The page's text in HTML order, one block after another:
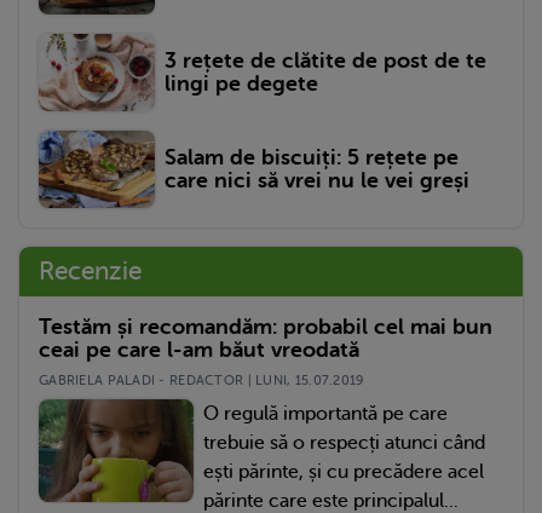
3 rețete de clătite de post de te
lingi pe degete
Salam de biscuiți: 5 rețete pe
care nici să vrei nu le vei greși
Recenzie
Testăm și recomandăm: probabil cel mai bun
ceai pe care l-am băut vreodată
GABRIELA PALADI - REDACTOR | LUNI, 15.07.2019
O regulă importantă pe care
trebuie să o respecți atunci când
ești părinte, și cu precădere acel
părinte care este principalul...